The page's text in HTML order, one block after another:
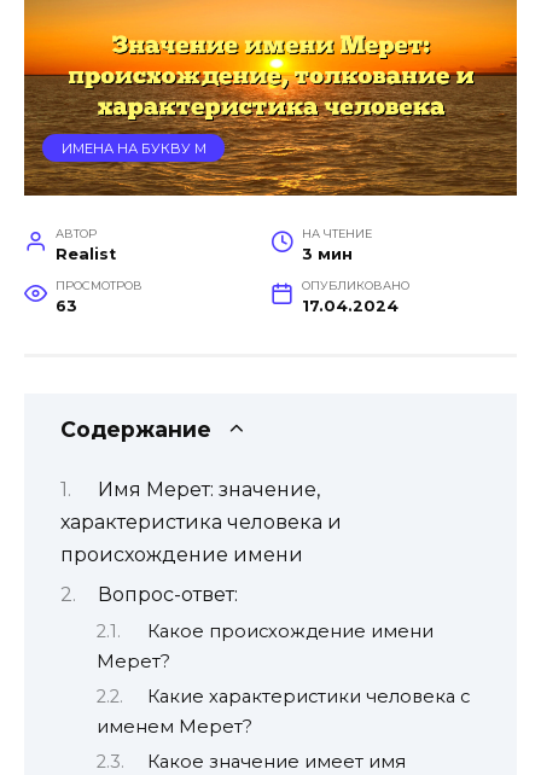
ИМЕНА НА БУКВУ М
АВТОР
Realist
НА ЧТЕНИЕ
3 мин
ПРОСМОТРОВ
63
ОПУБЛИКОВАНО
17.04.2024
Содержание
Имя Мерет: значение,
характеристика человека и
происхождение имени
Вопрос-ответ:
Какое происхождение имени
Мерет?
Какие характеристики человека с
именем Мерет?
Какое значение имеет имя